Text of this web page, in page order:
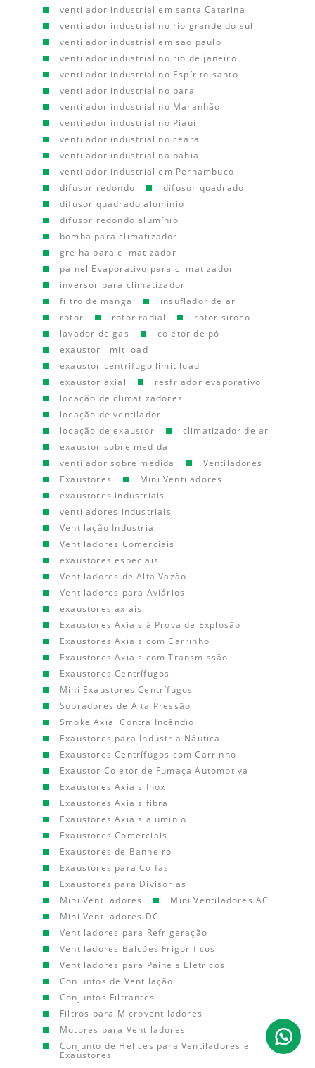
ventilador industrial em santa Catarina
ventilador industrial no rio grande do sul
ventilador industrial em sao paulo
ventilador industrial no rio de janeiro
ventilador industrial no Espírito santo
ventilador industrial no para
ventilador industrial no Maranhão
ventilador industrial no Piauí
ventilador industrial no ceara
ventilador industrial na bahia
ventilador industrial em Pernambuco
difusor redondo
difusor quadrado
difusor quadrado alumínio
difusor redondo alumínio
bomba para climatizador
grelha para climatizador
painel Evaporativo para climatizador
inversor para climatizador
filtro de manga
insuflador de ar
rotor
rotor radial
rotor siroco
lavador de gas
coletor de pó
exaustor limit load
exaustor centrifugo limit load
exaustor axial
resfriador evaporativo
locação de climatizadores
locação de ventilador
locação de exaustor
climatizador de ar
exaustor sobre medida
ventilador sobre medida
Ventiladores
Exaustores
Mini Ventiladores
exaustores industriais
ventiladores industriais
Ventilação Industrial
Ventiladores Comerciais
exaustores especiais
Ventiladores de Alta Vazão
Ventiladores para Aviários
exaustores axiais
Exaustores Axiais à Prova de Explosão
Exaustores Axiais com Carrinho
Exaustores Axiais com Transmissão
Exaustores Centrífugos
Mini Exaustores Centrífugos
Sopradores de Alta Pressão
Smoke Axial Contra Incêndio
Exaustores para Indústria Náutica
Exaustores Centrífugos com Carrinho
Exaustor Coletor de Fumaça Automotiva
Exaustores Axiais Inox
Exaustores Axiais fibra
Exaustores Axiais aluminio
Exaustores Comerciais
Exaustores de Banheiro
Exaustores para Coifas
Exaustores para Divisórias
Mini Ventiladores
Mini Ventiladores AC
Mini Ventiladores DC
Ventiladores para Refrigeração
Ventiladores Balcões Frigorificos
Ventiladores para Painéis Elétricos
Conjuntos de Ventilação
Conjuntos Filtrantes
Filtros para Microventiladores
Motores para Ventiladores
Conjunto de Hélices para Ventiladores e
Exaustores